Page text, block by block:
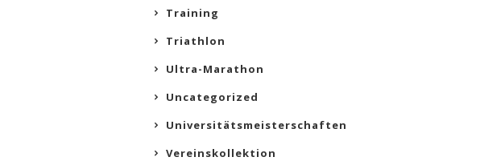
Training
Triathlon
Ultra-Marathon
Uncategorized
Universitätsmeisterschaften
Vereinskollektion